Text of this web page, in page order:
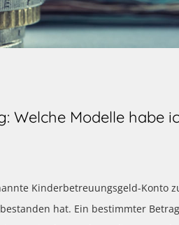
Welche Modelle habe
Kinderbetreuungsgeld-Konto
hat. Ein bestimmter